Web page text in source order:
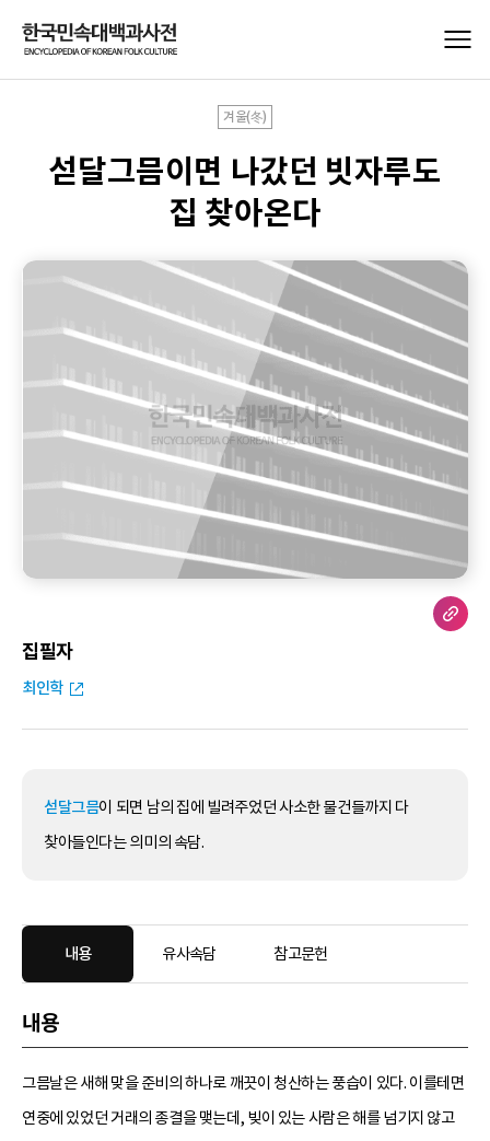
겨울(冬)
섣달그믐이면 나갔던 빗자루도
집 찾아온다
집필자
최인학
섣달그믐이 되면 남의 집에 빌려주었던 사소한 물건들까지 다
찾아들인다는 의미의 속담.
내용 유사속담 참고문헌
내용
그믐날은 새해 맞을 준비의 하나로 깨끗이 청산하는 풍습이 있다. 이를테면
연중에 있었던 거래의 종결을 맺는데, 빚이 있는 사람은 해를 넘기지 않고